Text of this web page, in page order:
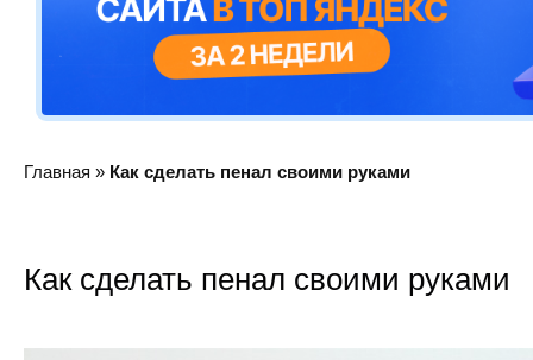
Главная » Как сделать пенал своими руками
Как сделать пенал своими руками